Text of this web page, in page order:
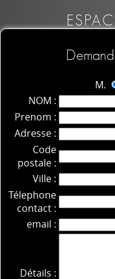
M.
NOM :
Prenom :
Adresse :
Code
postale :
Ville :
Télephone
contact :
email :
Détails :